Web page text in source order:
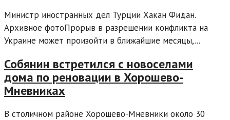
Министр иностранных дел Турции Хакан Фидан.
Архивное фотоПрорыв в разрешении конфликта на
Украине может произойти в ближайшие месяцы,...
Собянин встретился с новоселами
дома по реновации в Хорошево-
Мневниках
В столичном районе Хорошево-Мневники около 30